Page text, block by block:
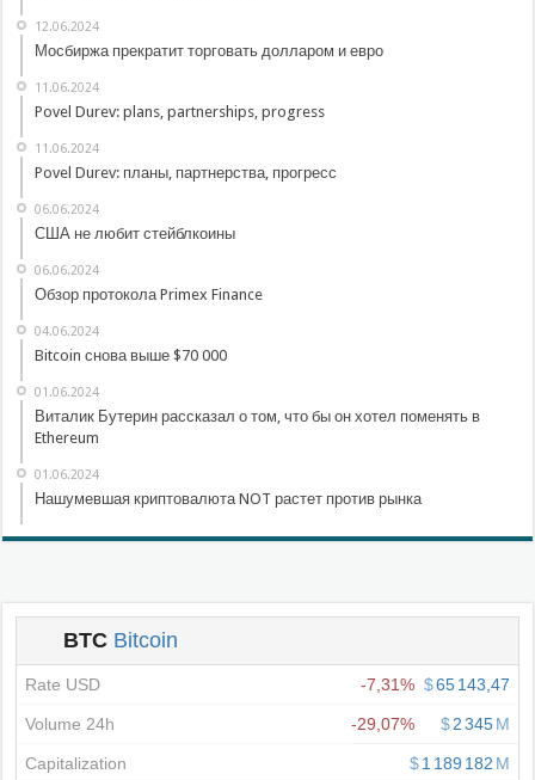
12.06.2024
Мосбиржа прекратит торговать долларом и евро
11.06.2024
Povel Durev: plans, partnerships, progress
11.06.2024
Povel Durev: планы, партнерства, прогресс
06.06.2024
США не любит стейблкоины
06.06.2024
Обзор протокола Primex Finance
04.06.2024
Bitcoin снова выше $70 000
01.06.2024
Виталик Бутерин рассказал о том, что бы он хотел поменять в
Ethereum
01.06.2024
Нашумевшая криптовалюта NOT растет против рынка